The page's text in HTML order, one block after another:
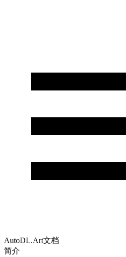
AutoDL.Art文档
简介